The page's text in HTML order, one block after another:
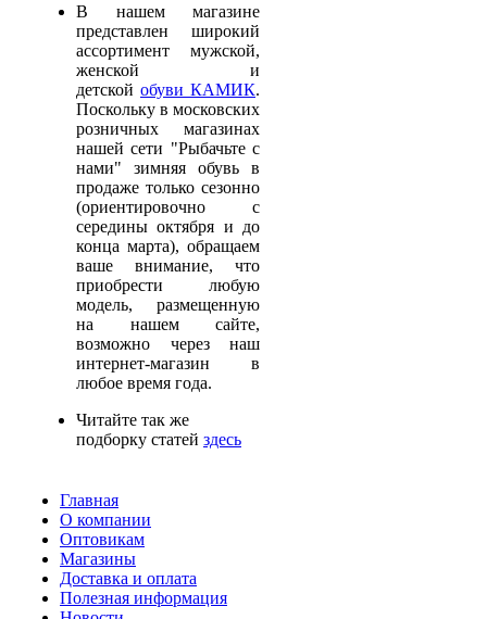
В нашем магазине
представлен широкий
ассортимент мужской,
женской и
детской обуви КАМИК.
Поскольку в московских
розничных магазинах
нашей сети "Рыбачьте с
нами" зимняя обувь в
продаже только сезонно
(ориентировочно с
середины октября и до
конца марта), обращаем
ваше внимание, что
приобрести любую
модель, размещенную
на нашем сайте,
возможно через наш
интернет-магазин в
любое время года.
Читайте так же
подборку статей здесь
Главная
О компании
Оптовикам
Магазины
Доставка и оплата
Полезная информация